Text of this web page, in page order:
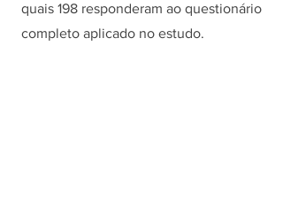
quais 198 responderam ao questionário
completo aplicado no estudo.